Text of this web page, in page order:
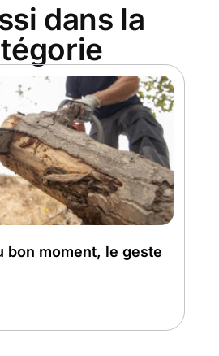
dans la
bon moment, le geste